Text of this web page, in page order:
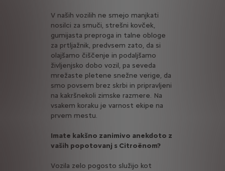
V naših vozilih ne smejo manjkati
nosilci za smuči, strešni kovček,
gumijasta preproga in talne obloge
za prtljažnik, predvsem zato, da si
olajšamo čiščenje in podaljšamo
življenjsko dobo vozil, pa seveda
mrežaste pletene snežne verige, da
smo povsem brez skrbi in pripravljeni
na kakršnekoli zimske razmere. Na
vsakem koraku je varnost ekipe na
prvem mestu.
Imate kakšno zanimivo anekdoto z
vaših popotovanj s Citroënom?
Vozila zelo pogosto služijo kot